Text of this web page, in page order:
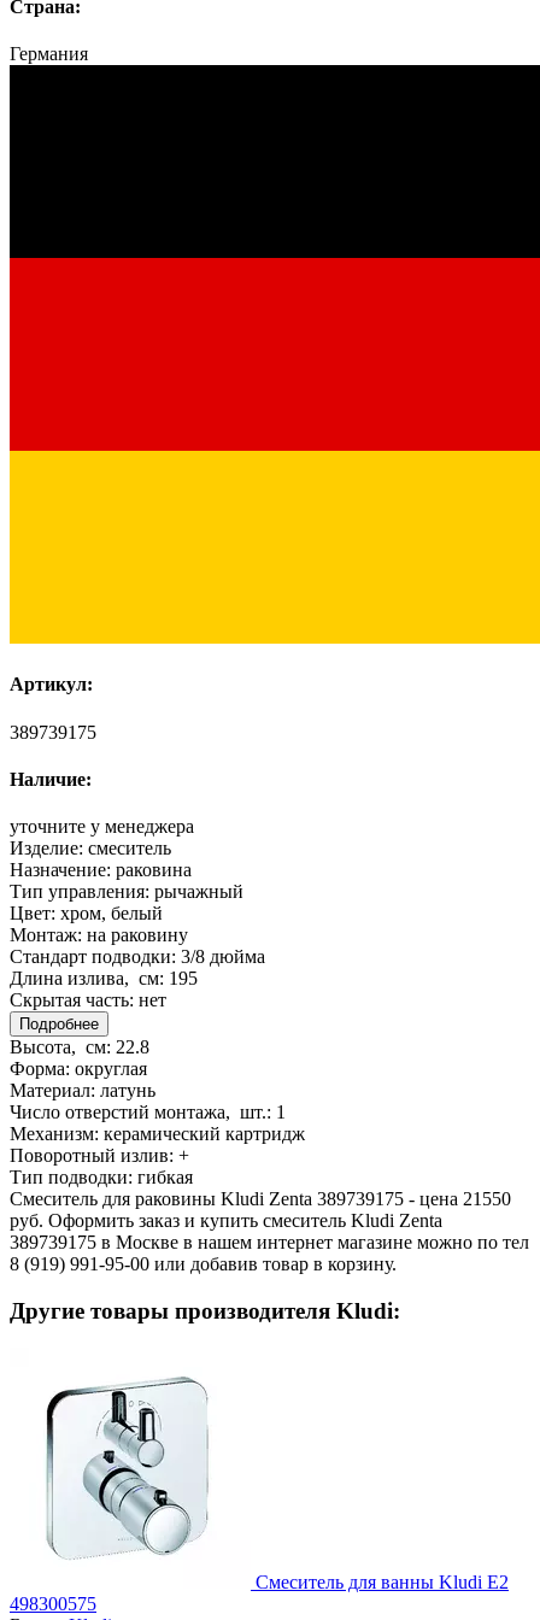
Страна:
Германия
Артикул:
389739175
Наличие:
уточните у менеджера
Изделие: смеситель
Назначение: раковина
Тип управления: рычажный
Цвет: хром, белый
Монтаж: на раковину
Стандарт подводки: 3/8 дюйма
Длина излива, см: 195
Скрытая часть: нет
Подробнее
Высота, см: 22.8
Форма: округлая
Материал: латунь
Число отверстий монтажа, шт.: 1
Механизм: керамический картридж
Поворотный излив: +
Тип подводки: гибкая
Смеситель для раковины Kludi Zenta 389739175 - цена 21550
руб. Оформить заказ и купить смеситель Kludi Zenta
389739175 в Москве в нашем интернет магазине можно по тел
8 (919) 991-95-00 или добавив товар в корзину.
Другие товары производителя Kludi:
Смеситель для ванны Kludi E2
498300575